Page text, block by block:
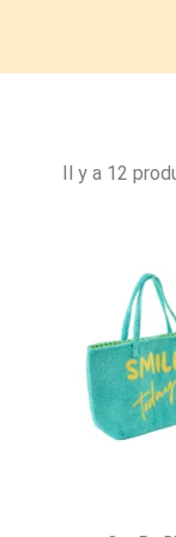
Il y a 12